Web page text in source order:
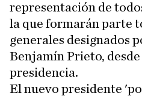
representación de
la que formarán parte
generales designados
Benjamín Prieto, desde
presidencia.
El nuevo presidente